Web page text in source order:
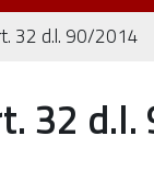
32 d.l. 90/2014
32